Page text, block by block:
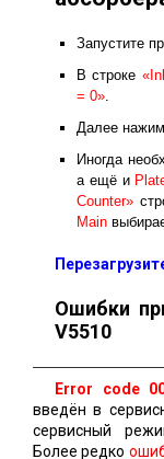
Запустите
В строке
= 0».
Далее
Иногда
а ещё и
Counter»
Main
Ошибки
V5510
Error code
введён в
сервисный
Более редко